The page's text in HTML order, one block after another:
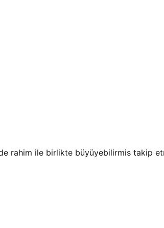
rahim ile birlikte büyüyebilirmis takip